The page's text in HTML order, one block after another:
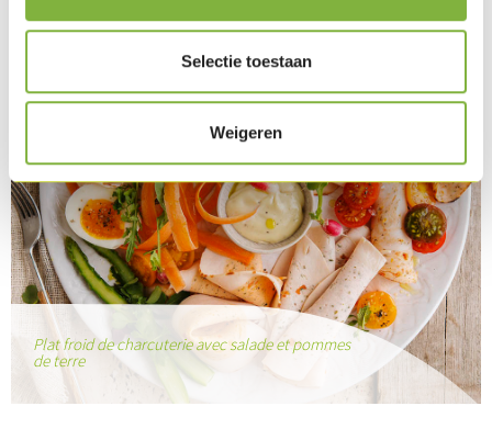
Selectie toestaan
Weigeren
Plat froid de charcuterie avec salade et pommes
de terre